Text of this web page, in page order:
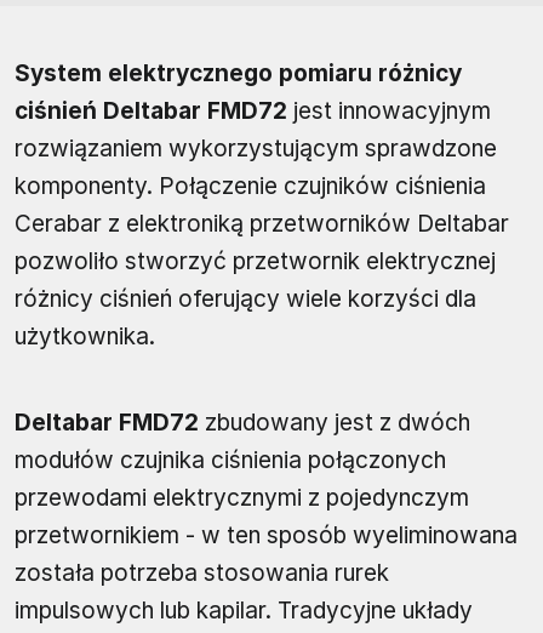
System elektrycznego pomiaru różnicy
ciśnień Deltabar FMD72 jest innowacyjnym
rozwiązaniem wykorzystującym sprawdzone
komponenty. Połączenie czujników ciśnienia
Cerabar z elektroniką przetworników Deltabar
pozwoliło stworzyć przetwornik elektrycznej
różnicy ciśnień oferujący wiele korzyści dla
użytkownika.
Deltabar FMD72 zbudowany jest z dwóch
modułów czujnika ciśnienia połączonych
przewodami elektrycznymi z pojedynczym
przetwornikiem - w ten sposób wyeliminowana
została potrzeba stosowania rurek
impulsowych lub kapilar. Tradycyjne układy